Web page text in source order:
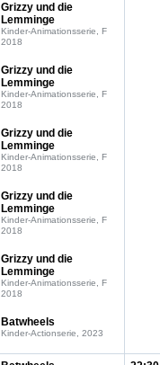
Grizzy und die
Lemminge
Kinder-Animationsserie, F
2018
Grizzy und die
Lemminge
Kinder-Animationsserie, F
2018
Grizzy und die
Lemminge
Kinder-Animationsserie, F
2018
Grizzy und die
Lemminge
Kinder-Animationsserie, F
2018
Grizzy und die
Lemminge
Kinder-Animationsserie, F
2018
Batwheels
Kinder-Actionserie, 2023